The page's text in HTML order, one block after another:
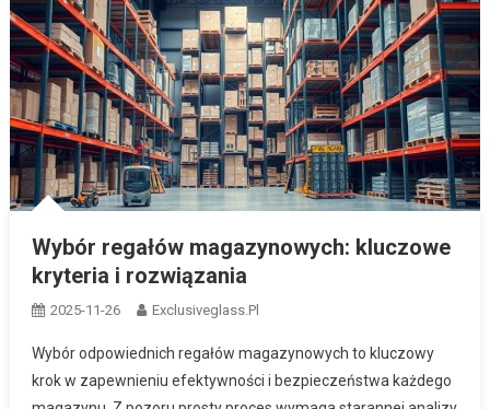
Wybór regałów magazynowych: kluczowe
kryteria i rozwiązania
2025-11-26 Exclusiveglass.pl
Wybór odpowiednich regałów magazynowych to kluczowy
krok w zapewnieniu efektywności i bezpieczeństwa każdego